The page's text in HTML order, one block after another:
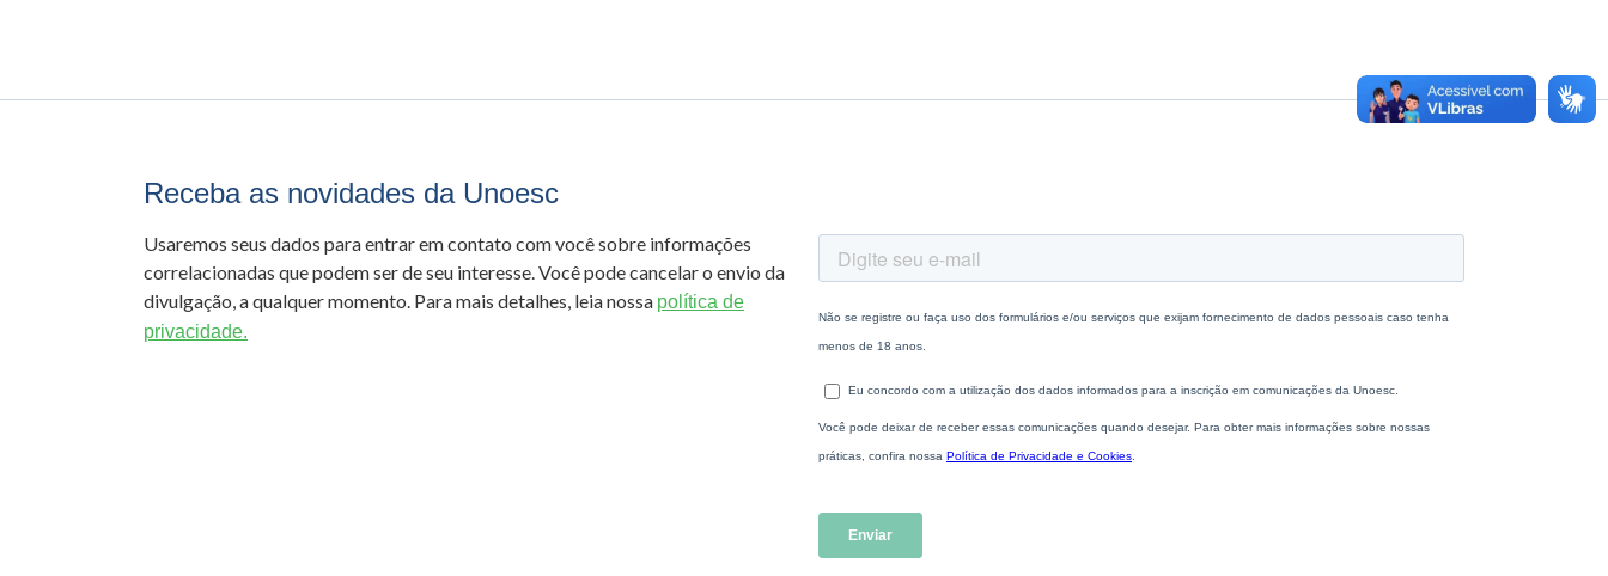
Receba as novidades da Unoesc
Usaremos seus dados para entrar em contato com você sobre informações
correlacionadas que podem ser de seu interesse. Você pode cancelar o envio da
divulgação, a qualquer momento. Para mais detalhes, leia nossa política de
privacidade.